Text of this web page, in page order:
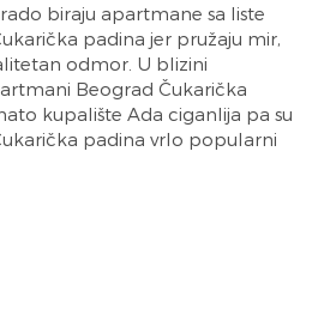
biraju apartmane sa liste
padina jer pružaju mir,
odmor. U blizini
Beograd Čukarička
kupalište Ada ciganlija pa su
padina vrlo popularni